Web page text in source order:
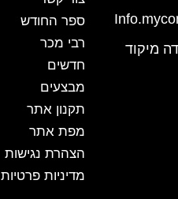
יהודה מיקוד
ספר החודש
רבי מכר
חדשים
מבצעים
תקנון אתר
מפת אתר
הצהרת נגישות
מדיניות פרטיות